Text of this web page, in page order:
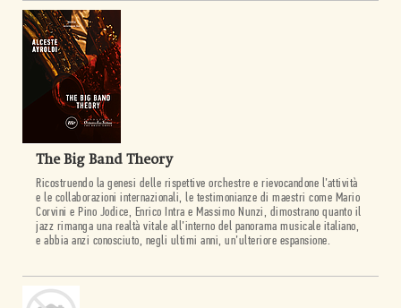
The Big Band Theory
Ricostruendo la genesi delle rispettive orchestre e rievocandone l’attività
e le collaborazioni internazionali, le testimonianze di maestri come Mario
Corvini e Pino Jodice, Enrico Intra e Massimo Nunzi, dimostrano quanto il
jazz rimanga una realtà vitale all’interno del panorama musicale italiano,
e abbia anzi conosciuto, negli ultimi anni, un’ulteriore espansione.